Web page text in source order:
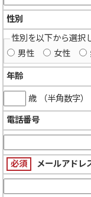
性別
性別を以下から選択
男性
女性
年齢
歳 （半角数字）
電話番号
必須 メールアドレ